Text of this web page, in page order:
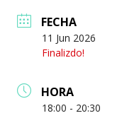
FECHA
11 Jun 2026
Finalizdo!
HORA
18:00 - 20:30